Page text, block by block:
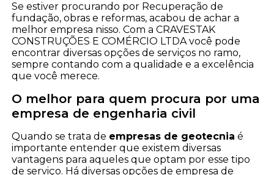
Se estiver procurando por Recuperação de
fundação, obras e reformas, acabou de achar a
melhor empresa nisso. Com a CRAVESTAK
CONSTRUÇÕES E COMÉRCIO LTDA você pode
encontrar diversas opções de serviços no ramo,
sempre contando com a qualidade e a excelência
que você merece.
O melhor para quem procura por uma
empresa de engenharia civil
Quando se trata de empresas de geotecnia é
importante entender que existem diversas
vantagens para aqueles que optam por esse tipo
de serviço. Há diversas opções de empresa de